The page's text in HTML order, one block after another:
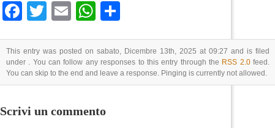
Facebook
TwitterEmailWhatsApp
This entry was posted on sabato, Dicembre 13th, 2025 at 09:27 and is filed
under . You can follow any responses to this entry through the RSS 2.0feed.
You can skip to the end and leave a response. Pinging is currently not allowed.
Scrivi un commento